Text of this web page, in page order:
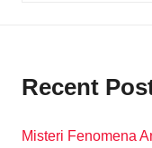
Recent
Misteri Fenomena